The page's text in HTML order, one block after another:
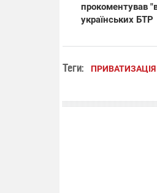
прокоментував
українських БТР
Теги: ПРИВАТИЗАЦІЯ